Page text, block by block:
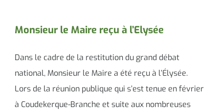
Social & solidarité
Contacter le maire
Monsieur le Maire reçu à l’Elysée
Dans le cadre de la restitution du grand débat
national, Monsieur le Maire a été reçu à l’Élysée.
Lors de la réunion publique qui s’est tenue en février
à Coudekerque-Branche et suite aux nombreuses